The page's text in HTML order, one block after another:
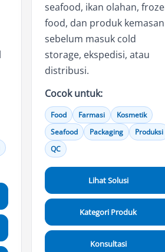
seafood, ikan olahan,
food, dan produk kemasan
sebelum masuk cold
storage, ekspedisi, atau
distribusi.
Cocok untuk:
Food Farmasi
Kosmetik
Seafood
Packaging
Produksi
QC
Lihat Solusi
Kategori Produk
Konsultasi